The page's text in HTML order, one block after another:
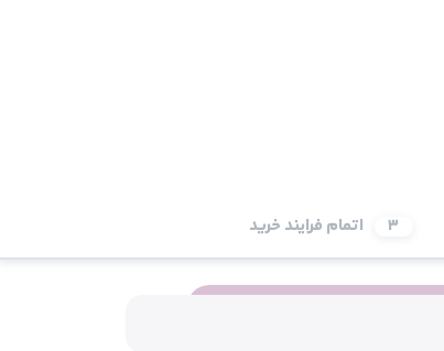
3 اتمام فرایند خرید